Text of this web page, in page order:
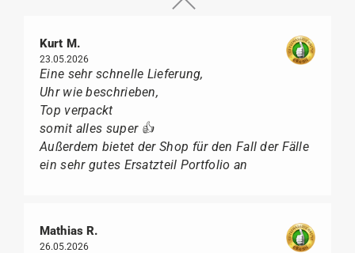
Kurt M.
23.05.2026
Eine sehr schnelle Lieferung,
Uhr wie beschrieben,
Top verpackt
somit alles super 👍
Außerdem bietet der Shop für den Fall der Fälle
ein sehr gutes Ersatzteil Portfolio an
Mathias R.
26.05.2026